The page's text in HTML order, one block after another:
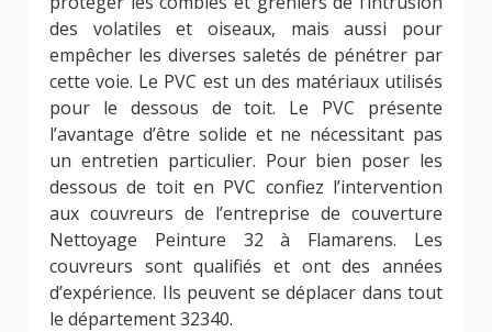
des volatiles et oiseaux, mais aussi pour
empêcher les diverses saletés de pénétrer par
cette voie. Le PVC est un des matériaux utilisés
pour le dessous de toit. Le PVC présente
l’avantage d’être solide et ne nécessitant pas
un entretien particulier. Pour bien poser les
dessous de toit en PVC confiez l’intervention
aux couvreurs de l’entreprise de couverture
Nettoyage Peinture 32 à Flamarens. Les
couvreurs sont qualifiés et ont des années
d’expérience. Ils peuvent se déplacer dans tout
le département 32340.